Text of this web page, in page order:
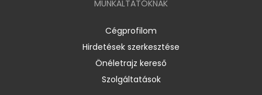
MUNKÁLTATÓKNAK
Cégprofilom
Hirdetések szerkesztése
Önéletrajz kereső
Szolgáltatások